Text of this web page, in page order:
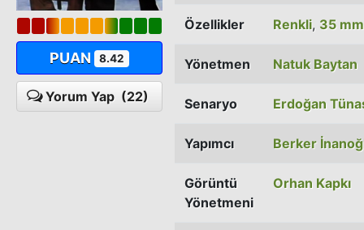
PUAN 8.42
Yorum Yap (22)
Özellikler Renkli, 35 mm
Yönetmen Natuk Baytan
Senaryo Erdoğan
Yapımcı Berker
Görüntü
Yönetmeni
Orhan Kapkı